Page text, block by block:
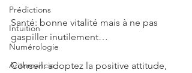
Prédictions
Intuition
Numérologie
Arithmancie
Santé: bonne vitalité mais à ne pas
gaspiller inutilement…
Conseil: adoptez la positive attitude,